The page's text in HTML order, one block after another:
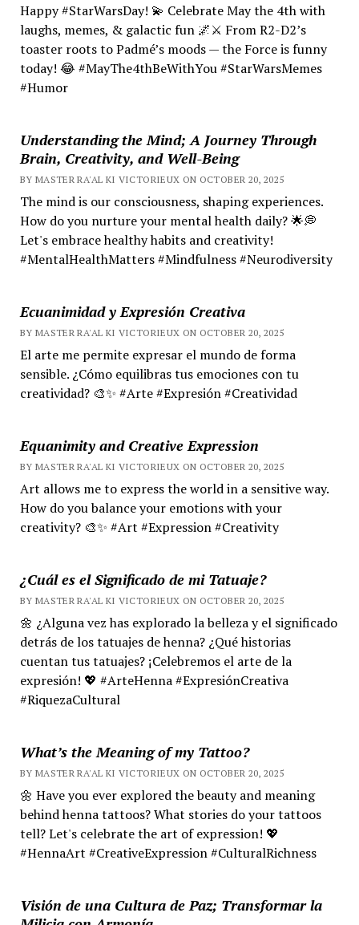
Happy #StarWarsDay! 💫 Celebrate May the 4th with
laughs, memes, & galactic fun 🌌⚔️ From R2-D2’s
toaster roots to Padmé’s moods — the Force is funny
today! 😂 #MayThe4thBeWithYou #StarWarsMemes
#Humor
Understanding the Mind; A Journey Through
Brain, Creativity, and Well-Being
BY MASTER RA'AL KI VICTORIEUX ON OCTOBER 20, 2025
The mind is our consciousness, shaping experiences.
How do you nurture your mental health daily? 🌟💭
Let's embrace healthy habits and creativity!
#MentalHealthMatters #Mindfulness #Neurodiversity
Ecuanimidad y Expresión Creativa
BY MASTER RA'AL KI VICTORIEUX ON OCTOBER 20, 2025
El arte me permite expresar el mundo de forma
sensible. ¿Cómo equilibras tus emociones con tu
creatividad? 🎨✨ #Arte #Expresión #Creatividad
Equanimity and Creative Expression
BY MASTER RA'AL KI VICTORIEUX ON OCTOBER 20, 2025
Art allows me to express the world in a sensitive way.
How do you balance your emotions with your
creativity? 🎨✨ #Art #Expression #Creativity
¿Cuál es el Significado de mi Tatuaje?
BY MASTER RA'AL KI VICTORIEUX ON OCTOBER 20, 2025
🌼 ¿Alguna vez has explorado la belleza y el significado
detrás de los tatuajes de henna? ¿Qué historias
cuentan tus tatuajes? ¡Celebremos el arte de la
expresión! 💖 #ArteHenna #ExpresiónCreativa
#RiquezaCultural
What’s the Meaning of my Tattoo?
BY MASTER RA'AL KI VICTORIEUX ON OCTOBER 20, 2025
🌼 Have you ever explored the beauty and meaning
behind henna tattoos? What stories do your tattoos
tell? Let's celebrate the art of expression! 💖
#HennaArt #CreativeExpression #CulturalRichness
Visión de una Cultura de Paz; Transformar la